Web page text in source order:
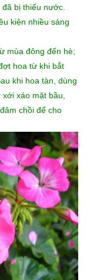
đã bị thiếu nước.
kiện nhiều sáng
mùa đông đến hè;
hoa từ khi bắt
khi hoa tàn, dùng
xới xáo mặt bầu,
chồi để cho